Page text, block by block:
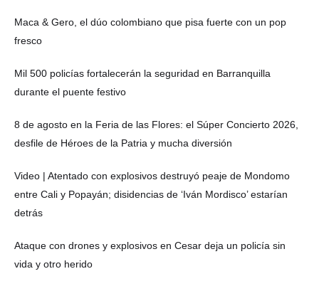
Maca & Gero, el dúo colombiano que pisa fuerte con un pop
fresco
Mil 500 policías fortalecerán la seguridad en Barranquilla
durante el puente festivo
8 de agosto en la Feria de las Flores: el Súper Concierto 2026,
desfile de Héroes de la Patria y mucha diversión
Video | Atentado con explosivos destruyó peaje de Mondomo
entre Cali y Popayán; disidencias de ‘Iván Mordisco’ estarían
detrás
Ataque con drones y explosivos en Cesar deja un policía sin
vida y otro herido